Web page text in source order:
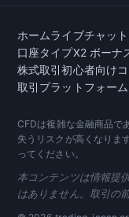
ホームライブチャット
口座タイプX2 ボーナ
株式取引初心者向け
取引プラットフォーム
CFDは複雑な金融商品で
失うリスクが高くなりま
ってください。
本コンテンツは情報提
はありません。取引の